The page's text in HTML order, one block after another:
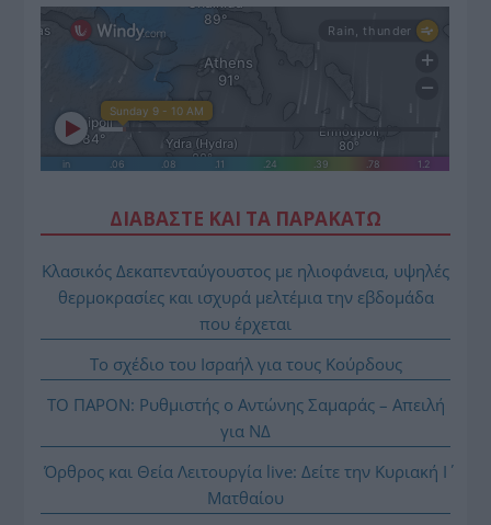
ΔΙΑΒΑΣΤΕ ΚΑΙ ΤΑ ΠΑΡΑΚΑΤΩ
Κλασικός Δεκαπενταύγουστος με ηλιοφάνεια, υψηλές
θερμοκρασίες και ισχυρά μελτέμια την εβδομάδα
που έρχεται
Το σχέδιο του Ισραήλ για τους Κούρδους
ΤΟ ΠΑΡΟΝ: Ρυθμιστής ο Αντώνης Σαμαράς – Απειλή
για ΝΔ
Όρθρος και Θεία Λειτουργία live: Δείτε την Κυριακή Ι΄
Ματθαίου